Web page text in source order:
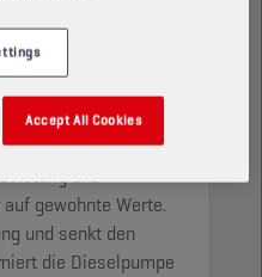
erhöht
und
gewohnte Werte.
und senkt den
die Dieselpumpe
Accept All Cookies